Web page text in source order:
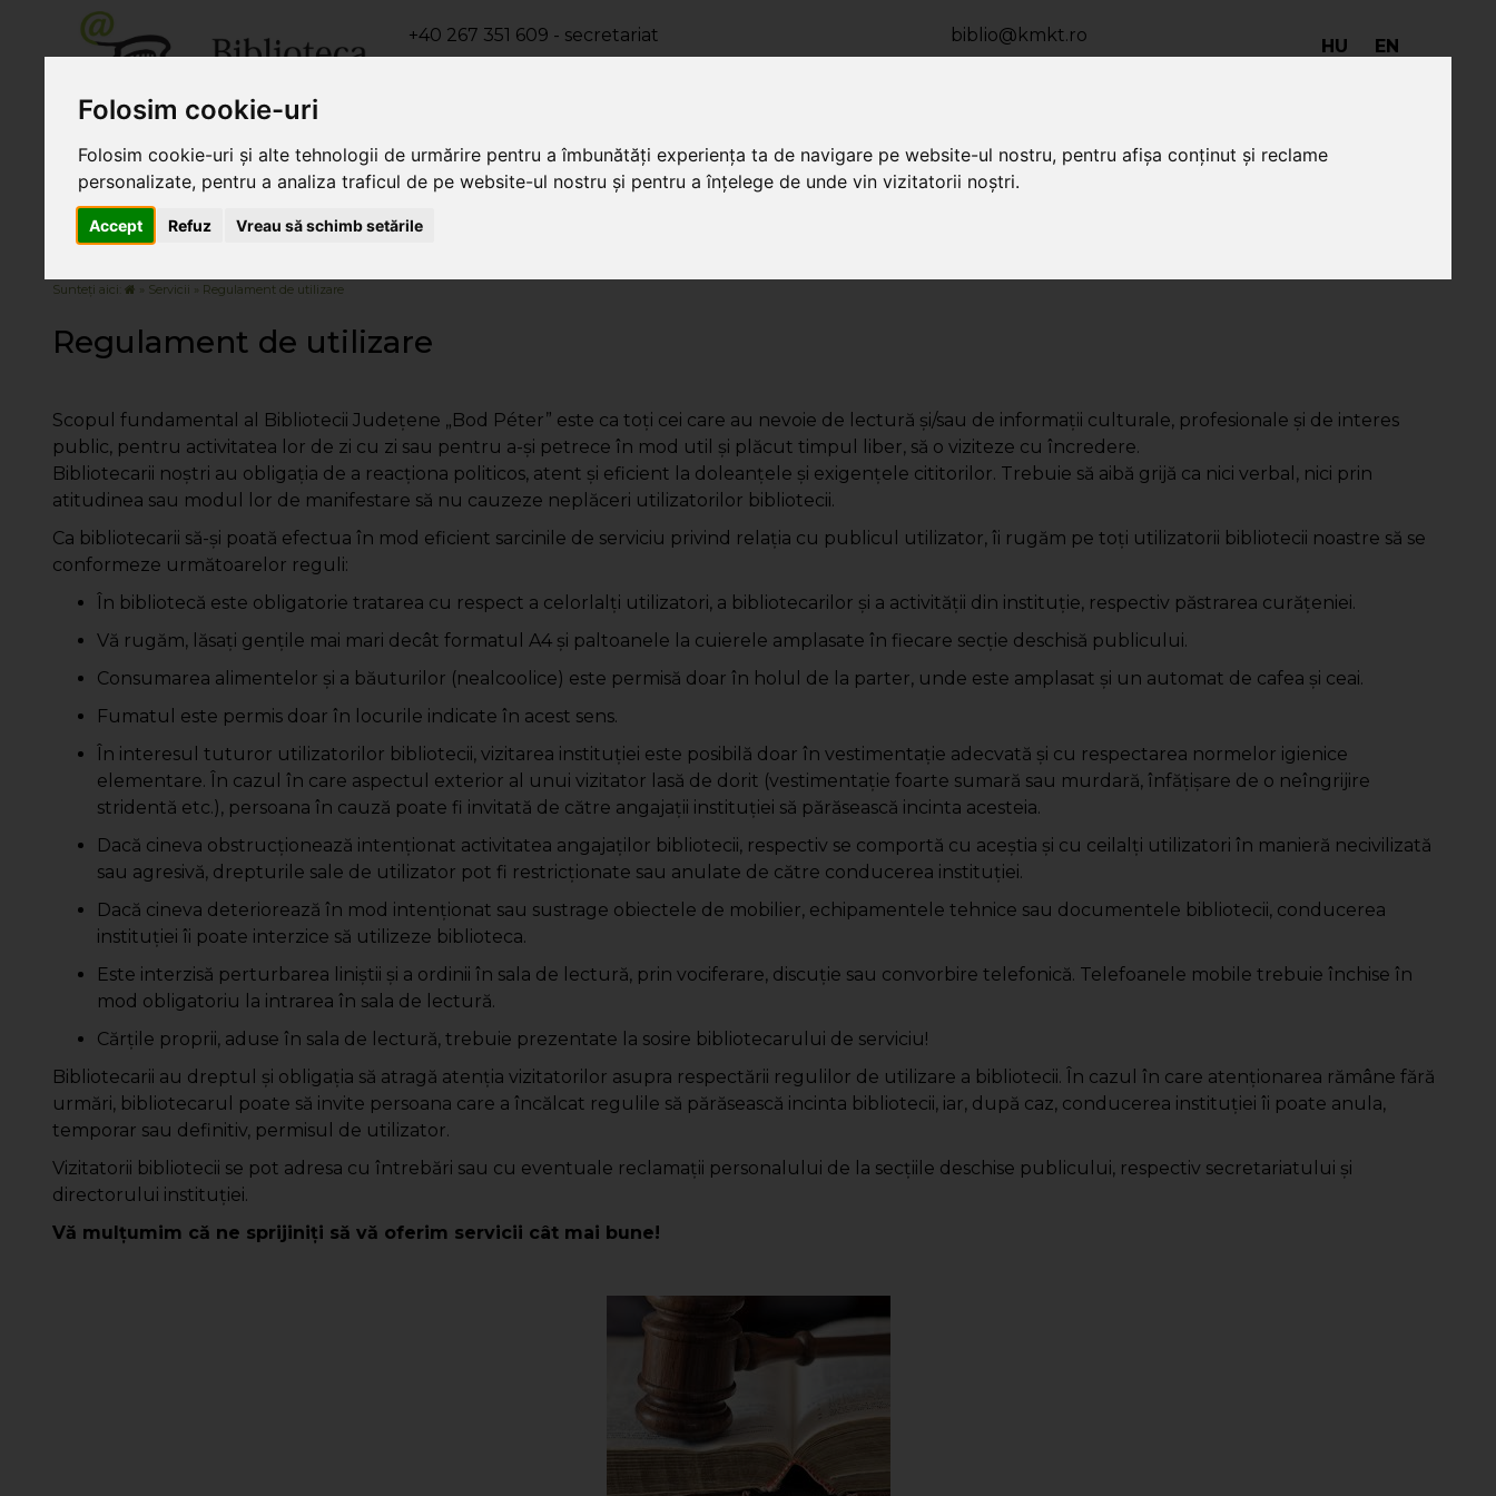
Folosim cookie-uri
Folosim cookie-uri și alte tehnologii de urmărire pentru a îmbunătăți experiența ta de navigare pe website-ul nostru, pentru afișa conținut și reclame
personalizate, pentru a analiza traficul de pe website-ul nostru și pentru a înțelege de unde vin vizitatorii noștri.
Accept Refuz Vreau să schimb setările
+40 267 351 609 - secretariat
biblio@kmkt.ro
CONT DE CITITOR
HU EN
Despre noi
Sunteți aici: Servicii » Regulament de utilizare
Regulament de utilizare
Scopul fundamental al Bibliotecii Judeţene „Bod Péter” este ca toţi cei care au nevoie de lectură şi/sau de informaţii culturale, profesionale şi de interes
public, pentru activitatea lor de zi cu zi sau pentru a-şi petrece în mod util şi plăcut timpul liber, să o viziteze cu încredere.
Bibliotecarii noştri au obligaţia de a reacţiona politicos, atent şi eficient la doleanţele şi exigenţele cititorilor. Trebuie să aibă grijă ca nici verbal, nici prin
atitudinea sau modul lor de manifestare să nu cauzeze neplăceri utilizatorilor bibliotecii.
Ca bibliotecarii să-şi poată efectua în mod eficient sarcinile de serviciu privind relaţia cu publicul utilizator, îi rugăm pe toţi utilizatorii bibliotecii noastre să se
conformeze următoarelor reguli:
În bibliotecă este obligatorie tratarea cu respect a celorlalţi utilizatori, a bibliotecarilor şi a activităţii din instituţie, respectiv păstrarea curăţeniei.
Vă rugăm, lăsaţi genţile mai mari decât formatul A4 şi paltoanele la cuierele amplasate în fiecare secţie deschisă publicului.
Consumarea alimentelor şi a băuturilor (nealcoolice) este permisă doar în holul de la parter, unde este amplasat şi un automat de cafea şi ceai.
Fumatul este permis doar în locurile indicate în acest sens.
În interesul tuturor utilizatorilor bibliotecii, vizitarea instituţiei este posibilă doar în vestimentaţie adecvată şi cu respectarea normelor igienice
elementare. În cazul în care aspectul exterior al unui vizitator lasă de dorit (vestimentaţie foarte sumară sau murdară, înfăţişare de o neîngrijire
stridentă etc.), persoana în cauză poate fi invitată de către angajaţii instituţiei să părăsească incinta acesteia.
Dacă cineva obstrucţionează intenţionat activitatea angajaţilor bibliotecii, respectiv se comportă cu aceştia şi cu ceilalţi utilizatori în manieră necivilizată
sau agresivă, drepturile sale de utilizator pot fi restricţionate sau anulate de către conducerea instituţiei.
Dacă cineva deteriorează în mod intenţionat sau sustrage obiectele de mobilier, echipamentele tehnice sau documentele bibliotecii, conducerea
instituţiei îi poate interzice să utilizeze biblioteca.
Este interzisă perturbarea liniştii şi a ordinii în sala de lectură, prin vociferare, discuţie sau convorbire telefonică. Telefoanele mobile trebuie închise în
mod obligatoriu la intrarea în sala de lectură.
Cărţile proprii, aduse în sala de lectură, trebuie prezentate la sosire bibliotecarului de serviciu!
Bibliotecarii au dreptul şi obligaţia să atragă atenţia vizitatorilor asupra respectării regulilor de utilizare a bibliotecii. În cazul în care atenţionarea rămâne fără
urmări, bibliotecarul poate să invite persoana care a încălcat regulile să părăsească incinta bibliotecii, iar, după caz, conducerea instituţiei îi poate anula,
temporar sau definitiv, permisul de utilizator.
Vizitatorii bibliotecii se pot adresa cu întrebări sau cu eventuale reclamaţii personalului de la secţiile deschise publicului, respectiv secretariatului şi
directorului instituţiei.
Vă mulţumim că ne sprijiniţi să vă oferim servicii cât mai bune!